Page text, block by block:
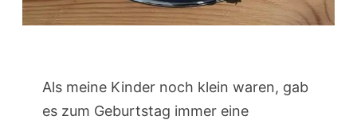
Als meine Kinder noch klein waren, gab
es zum Geburtstag immer eine